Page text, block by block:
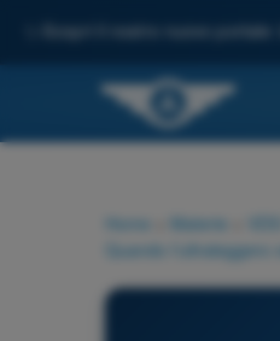
Scopri il nostro nuovo
Home Materie